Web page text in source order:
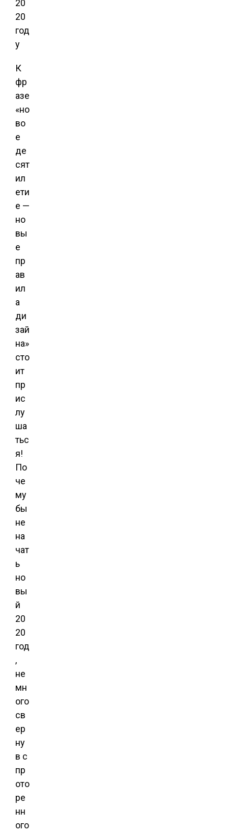
К
фр
азе
«но
во
е
де
сят
ил
ети
е —
но
вы
е
пр
ав
ил
а
ди
зай
на»
сто
ит
пр
ис
лу
ша
тьс
я!
По
че
му
бы
не
на
чат
ь
но
вы
й
20
20
год
,
не
мн
ого
св
ер
ну
в с
пр
ото
ре
нн
ого